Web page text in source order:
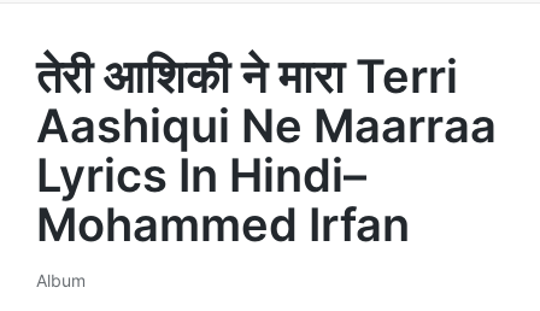
तेरी आशिकी ने मारा Terri
Aashiqui Ne Maarraa
Lyrics In Hindi–
Mohammed Irfan
Posted
Album